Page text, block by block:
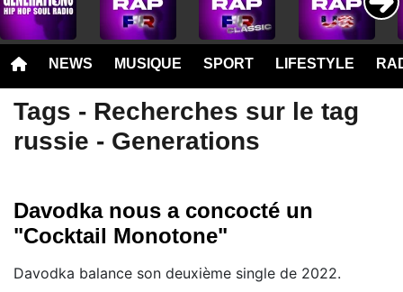
NEWS MUSIQUE SPORT LIFESTYLE
Tags - Recherches sur le tag
russie - Generations
Davodka nous a concocté un
"Cocktail Monotone"
Davodka balance son deuxième single de 2022.